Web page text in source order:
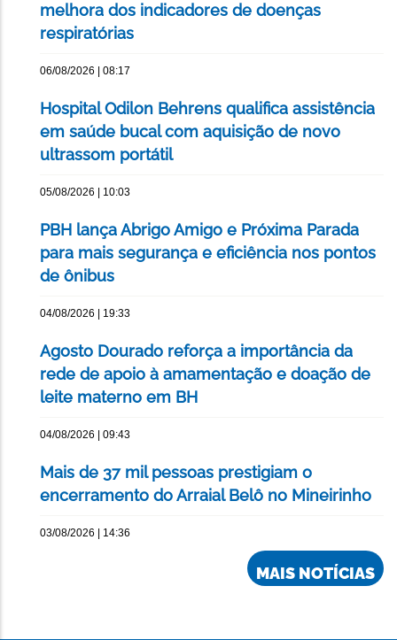
melhora dos indicadores de doenças
respiratórias
06/08/2026 | 08:17
Hospital Odilon Behrens qualifica assistência
em saúde bucal com aquisição de novo
ultrassom portátil
05/08/2026 | 10:03
PBH lança Abrigo Amigo e Próxima Parada
para mais segurança e eficiência nos pontos
de ônibus
04/08/2026 | 19:33
Agosto Dourado reforça a importância da
rede de apoio à amamentação e doação de
leite materno em BH
04/08/2026 | 09:43
Mais de 37 mil pessoas prestigiam o
encerramento do Arraial Belô no Mineirinho
03/08/2026 | 14:36
MAIS NOTÍCIAS